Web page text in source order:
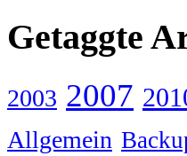
Getaggte
2003 2007
Allgemein